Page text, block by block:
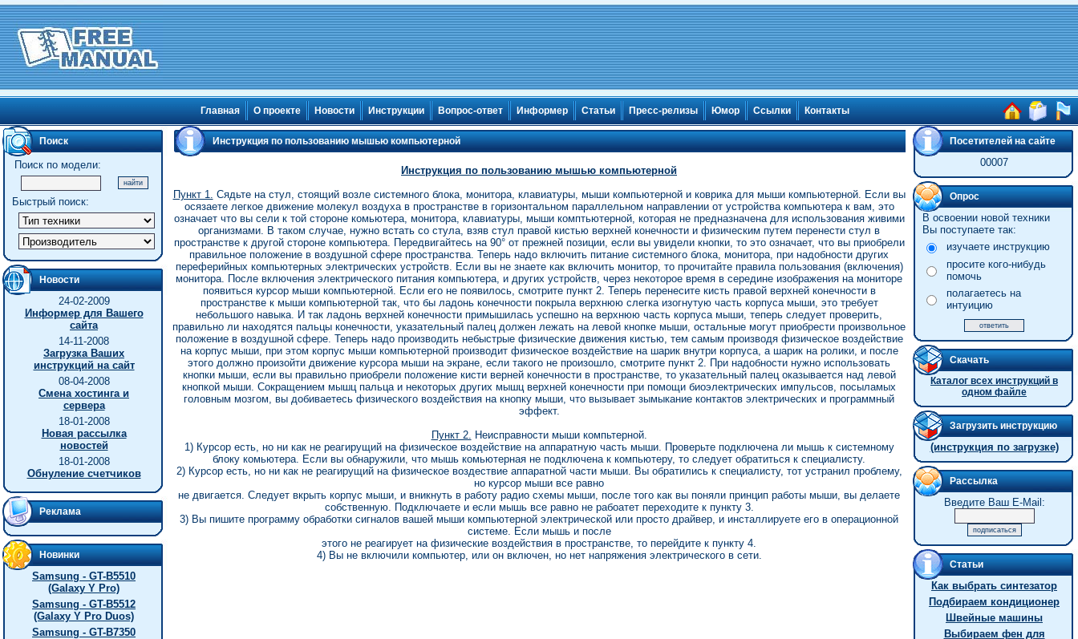
Главная О проекте Новости Инструкции Вопрос-ответ Информер Статьи Пресс-релизы Юмор Ссылки Контакты
Поиск
Поиск по модели:
Быстрый поиск:
Новости
24-02-2009
Информер для Вашего
сайта
14-11-2008
Загрузка Ваших
инструкций на сайт
08-04-2008
Смена хостинга и
сервера
18-01-2008
Новая рассылка
новостей
18-01-2008
Обнуление счетчиков
Реклама
Новинки
Samsung - GT-B5510
(Galaxy Y Pro)
Samsung - GT-B5512
(Galaxy Y Pro Duos)
Samsung - GT-B7350
Инструкция по пользованию мышью компьютерной
Инструкция по пользованию мышью компьютерной
Пункт 1. Сядьте на стул, стоящий возле системного блока, монитора, клавиатуры, мыши компьютерной и коврика для мыши компьютерной. Если вы
осязаете легкое движение молекул воздуха в пространстве в горизонтальном параллельном направлении от устройства компьютера к вам, это
означает что вы сели к той стороне комьютера, монитора, клавиатуры, мыши комптьютерной, которая не предназначена для использования живими
организмами. В таком случае, нужно встать со стула, взяв стул правой кистью верхней конечности и физическим путем перенести стул в
пространстве к другой стороне компьютера. Передвигайтесь на 90° от прежней позиции, если вы увидели кнопки, то это означает, что вы приобрели
правильное положение в воздушной сфере пространства. Теперь надо включить питание системного блока, монитора, при надобности других
переферийных компьютерных электрических устройств. Если вы не знаете как включить монитор, то прочитайте правила пользования (включения)
монитора. После включения электрического питания компьютера, и других устройств, через некоторое время в середине изображения на мониторе
появиться курсор мыши компьютерной. Если его не появилось, смотрите пункт 2. Теперь перенесите кисть правой верхней конечности в
пространстве к мыши компьютерной так, что бы ладонь конечности покрыла верхнюю слегка изогнутую часть корпуса мыши, это требует
небольшого навыка. И так ладонь верхней конечности примышилась успешно на верхнюю часть корпуса мыши, теперь следует проверить,
правильно ли находятся пальцы конечности, указательный палец должен лежать на левой кнопке мыши, остальные могут приобрести произвольное
положение в воздушной сфере. Теперь надо производить небыстрые физические движения кистью, тем самым производя физическое воздействие
на корпус мыши, при этом корпус мыши компьютерной производит физическое воздействие на шарик внутри корпуса, а шарик на ролики, и после
этого должно произойти движение курсора мыши на экране, если такого не произошло, смотрите пункт 2. При надобности нужно использовать
кнопки мыши, если вы правильно приобрели положение кисти верней конечности в пространстве, то указательный палец оказывается над левой
кнопкой мыши. Сокращением мышц пальца и некоторых других мышц верхней конечности при помощи биоэлектрических импульсов, посыламых
головным мозгом, вы добиваетесь физического воздействия на кнопку мыши, что вызывает зымыкание контактов электрических и программный
эффект.
Пункт 2. Неисправности мыши компьтерной.
1) Курсор есть, но ни как не реагирущий на физическое воздействие на аппаратную часть мыши. Проверьте подключена ли мышь к системному
блоку комьютера. Если вы обнаружили, что мышь комьютерная не подключена к компьютеру, то следует обратиться к специалисту.
2) Курсор есть, но ни как не реагирущий на физическое воздествие аппаратной части мыши. Вы обратились к специалисту, тот устранил проблему,
но курсор мыши все равно
не двигается. Следует вкрыть корпус мыши, и вникнуть в работу радио схемы мыши, после того как вы поняли принцип работы мыши, вы делаете
собственную. Подключаете и если мышь все равно не рабоатет переходите к пункту 3.
3) Вы пишите программу обработки сигналов вашей мыши компьютерной электрической или просто драйвер, и инсталлируете его в операционной
системе. Если мышь и после
этого не реагирует на физические воздействия в пространстве, то перейдите к пункту 4.
4) Вы не включили компьютер, или он включен, но нет напряжения электрического в сети.
Посетителей на сайте
00007
Опрос
В освоении новой техники
Вы поступаете так:
изучаете инструкцию
просите кого-нибудь
помочь
полагаетесь на
интуицию
Скачать
Каталог всех инструкций в
одном файле
Загрузить инструкцию
(инструкция по загрузке)
Рассылка
Введите Ваш E-Mail:
Статьи
Как выбрать синтезатор
Подбираем кондиционер
Швейные машины
Выбираем фен для